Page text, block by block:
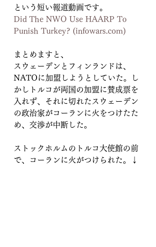
という短い報道動画です。
Did The NWO Use HAARP To
Punish Turkey? (infowars.com)
まとめますと、
スウェーデンとフィンランドは、
NATOに加盟しようとしていた。し
かしトルコが両国の加盟に賛成票を
入れず、それに切れたスウェーデン
の政治家がコーランに火をつけたた
め、交渉が中断した。
ストックホルムのトルコ大使館の前
で、コーランに火がつけられた。↓